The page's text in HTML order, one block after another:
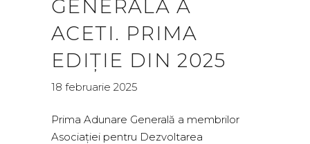
GENERALĂ A
ACETI. PRIMA
EDIȚIE DIN 2025
18 februarie 2025
Prima Adunare Generală a membrilor
Asociației pentru Dezvoltarea